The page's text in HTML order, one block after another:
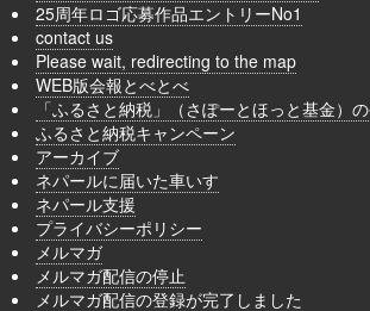
25周年ロゴ応募作品エントリーNo1
contact us
Please wait, redirecting to the map
WEB版会報とべとべ
「ふるさと納税」（さぽーとほっと基金）
ふるさと納税キャンペーン
アーカイブ
ネパールに届いた車いす
ネパール支援
プライバシーポリシー
メルマガ
メルマガ配信の停止
メルマガ配信の登録が完了しました